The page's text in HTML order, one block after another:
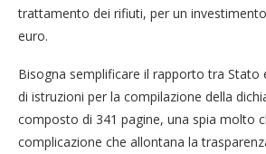
trattamento dei rifiuti, per un
euro.
Bisogna semplificare il rapporto tra Stato
di istruzioni per la compilazione della
composto di 341 pagine, una spia molto
complicazione che allontana la